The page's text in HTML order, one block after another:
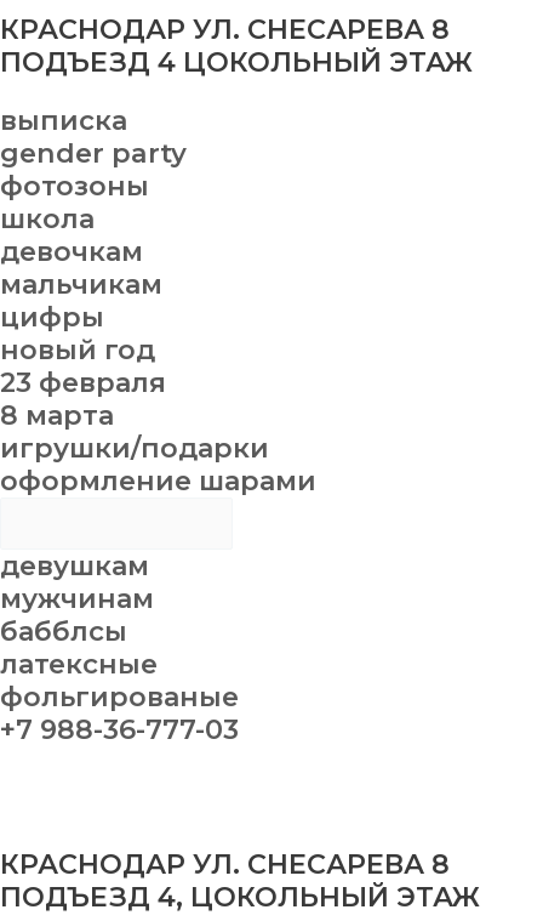
КРАСНОДАР УЛ. СНЕСАРЕВА 8
ПОДЪЕЗД 4 ЦОКОЛЬНЫЙ ЭТАЖ
выписка
gender party
фотозоны
школа
девочкам
мальчикам
цифры
новый год
23 февраля
8 марта
игрушки/подарки
оформление шарами
девушкам
мужчинам
бабблсы
латексные
фольгированые
+7 988-36-777-03
КРАСНОДАР УЛ. СНЕСАРЕВА 8
ПОДЪЕЗД 4, ЦОКОЛЬНЫЙ ЭТАЖ